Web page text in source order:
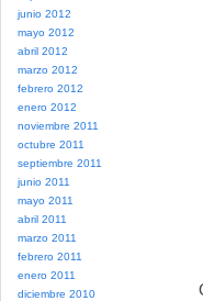
junio 2012
mayo 2012
abril 2012
marzo 2012
febrero 2012
enero 2012
noviembre 2011
octubre 2011
septiembre 2011
junio 2011
mayo 2011
abril 2011
marzo 2011
febrero 2011
enero 2011
diciembre 2010